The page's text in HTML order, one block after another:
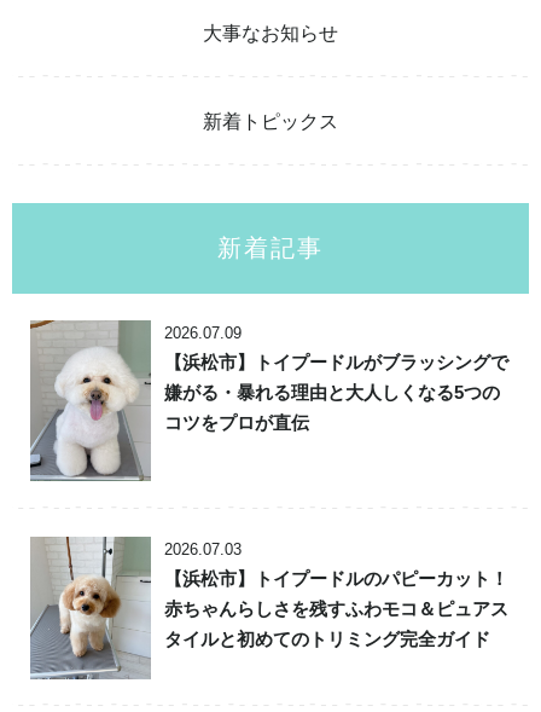
大事なお知らせ
新着トピックス
新着記事
2026.07.09
【浜松市】トイプードルがブラッシングで
嫌がる・暴れる理由と大人しくなる5つの
コツをプロが直伝
2026.07.03
【浜松市】トイプードルのパピーカット！
赤ちゃんらしさを残すふわモコ＆ピュアス
タイルと初めてのトリミング完全ガイド